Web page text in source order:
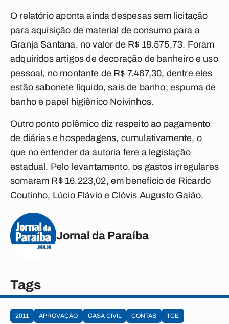
O relatório aponta ainda despesas sem licitação
para aquisição de material de consumo para a
Granja Santana, no valor de R$ 18.575,73. Foram
adquiridos artigos de decoração de banheiro e uso
pessoal, no montante de R$ 7.467,30, dentre eles
estão sabonete líquido, sais de banho, espuma de
banho e papel higiênico Noivinhos.
Outro ponto polêmico diz respeito ao pagamento
de diárias e hospedagens, cumulativamente, o
que no entender da autoria fere a legislação
estadual. Pelo levantamento, os gastos irregulares
somaram R$ 16.223,02, em benefício de Ricardo
Coutinho, Lúcio Flávio e Clóvis Augusto Gaião.
Jornal da Paraíba
Tags
2011 APROVAÇÃO CASA CIVIL CONTAS TCE